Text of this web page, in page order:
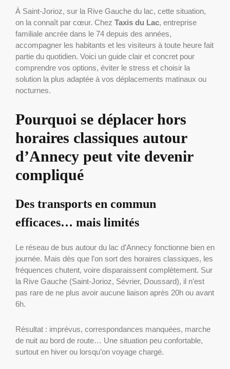
À Saint-Jorioz, sur la Rive Gauche du lac, cette situation,
on la connaît par cœur. Chez Taxis du Lac, entreprise
familiale ancrée dans le 74 depuis des années,
accompagner les habitants et les visiteurs à toute heure fait
partie du quotidien. Voici un guide clair et concret pour
comprendre vos options, éviter le stress et choisir la
solution la plus adaptée à vos déplacements matinaux ou
nocturnes.
Pourquoi se déplacer hors
horaires classiques autour
d’Annecy peut vite devenir
compliqué
Des transports en commun
efficaces… mais limités
Le réseau de bus autour du lac d’Annecy fonctionne bien en
journée. Mais dès que l’on sort des horaires classiques, les
fréquences chutent, voire disparaissent complètement. Sur
la Rive Gauche (Saint-Jorioz, Sévrier, Doussard), il n’est
pas rare de ne plus avoir aucune liaison après 20h ou avant
6h.
Résultat : imprévus, correspondances manquées, marche
de nuit au bord de route… Une situation peu confortable,
surtout en hiver ou lorsqu’on voyage chargé.